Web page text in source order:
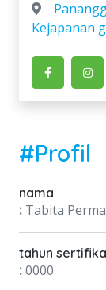
Kejapanan
#Profil
nama
: Tabita
tahun
:0000